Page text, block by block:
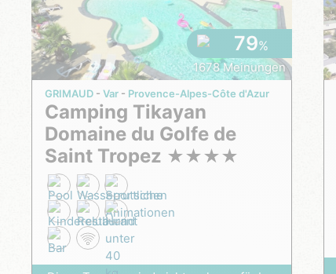
79%
1678 Meinungen
GRIMAUD Var Provence-Alpes-Côte d'Azur
Camping Tikayan
Domaine du Golfe de
Saint Tropez ★★★★